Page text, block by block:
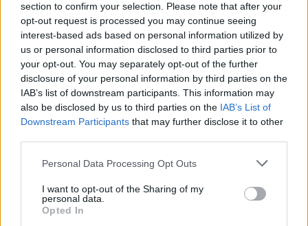
section to confirm your selection. Please note that after your
opt-out request is processed you may continue seeing
interest-based ads based on personal information utilized by
us or personal information disclosed to third parties prior to
your opt-out. You may separately opt-out of the further
disclosure of your personal information by third parties on the
IAB’s list of downstream participants. This information may
also be disclosed by us to third parties on the IAB’s List of
Downstream Participants that may further disclose it to other
Please note that this website/app uses one or more Google
not limited to your visit or usage behaviour. You may click to
grant or deny consent to Google and its third-party tags to
use your data for below specified purposes in below Google
Personal Data Processing Opt Outs
I want to opt-out of the Sharing of my
personal data.
Opted In
Tramonto e benessere: come ammirare il cielo al
crepuscolo fa bene alla mente
Luca Bellini · 8 Ago 2026
COME FARE